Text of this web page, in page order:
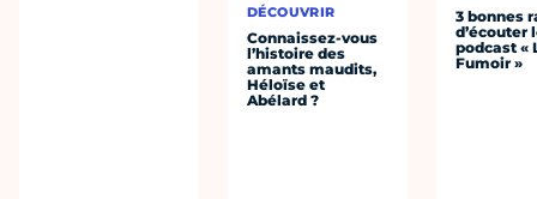
DÉCOUVRIR
Connaissez-vous
l’histoire des
amants maudits,
Héloïse et
Abélard ?
3 bonnes
d’écouter
podcast «
Fumoir »